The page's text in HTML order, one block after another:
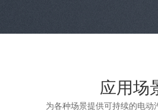
应用场
为各种场景提供可持续的电动